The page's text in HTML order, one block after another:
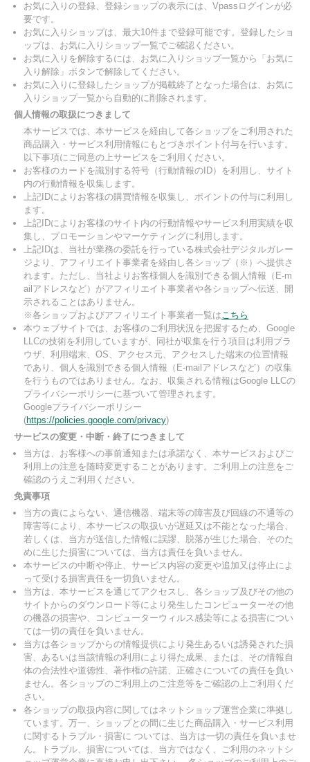
お気に入りの登録、登録ショップの表示には、Vpassログインが必
要です。
お気に入りショップは、最大10件まで登録可能です。登録したショ
ップは、お気に入りショップ一覧でご確認ください。
お気に入りを解除するには、お気に入りショップ一覧から「お気に
入り解除」ボタンで解除してください。
お気に入りに登録したショップが掲載終了となった場合は、お気に
入りショップ一覧から自動的に削除されます。
個人情報の取扱につきまして
本サービスでは、本サービスを経由して各ショップをご利用された
商品購入・サービス利用情報にもとづきポイント付与を行います。
以下事項にご同意の上サービスをご利用ください。
お客様のカードを識別する符号（行動情報のID）を利用し、サイト
内の行動情報を収集します。
上記IDによりお客様の購買情報を収集し、ポイントの付与に利用し
ます。
上記IDによりお客様のサイト内の行動情報やサービス利用実績を収
集し、プロモーションやマーケティングに利用します。
上記IDは、当社が業務の委託を行っている株式会社デジタルガレー
ジより、アフィリエイト事業者を経由し各ショップ（※）へ提供さ
れます。ただし、当社よりお客様個人を識別できる個人情報（E-m
ailアドレスなど）がアフィリエイト事業者や各ショップへ伝送、開
示されることはありません。
※各ショップおよびアフィリエイト事業者一覧はこちら
本ウェブサイトでは、お客様のご利用状況を把握するため、Google
LLCの技術を利用していますが、同社が収集を行う項目は利用ブラ
ウザ、利用端末、OS、アクセス元、アクセスした端末の位置情報
であり、個人を識別できる個人情報（E-mailアドレスなど）の収集
を行うものではありません。なお、収集される情報はGoogle LLCの
プライバシーポリシーに基づいて管理されます。
Googleプライバシーポリシー
(https://policies.google.com/privacy)
サービスの変更・中断・終了につきまして
当方は、お客様への事前通知または承諾なく、本サービスおよびご
利用上の注意を随時変更することがあります。ご利用上の注意をご
確認のうえご利用ください。
免責事項
当方の責によらない、通信機器、端末等の障害及び回線の不通等の
障害等により、本サービスの取扱いが遅延又は不能となった場合、
若しくは、当方が送信した情報に誤謬、脱落が生じた場合、そのた
めに生じた損害については、当方は責任を負いません。
本サービスの中断や停止、サービス内容の変更や追加又は停止によ
って受ける損害責任を一切負いません。
当方は、本サービスを通じてアクセスし、各ショップ及びその他の
サイトからのダウンロード等により発生したコンピューターその他
の機器の損害や、コンピューターウィルス感染等による損害につい
ては一切の責任を負いません。
当方は各ショップからの情報提供により発生あるいは誘発された損
害、あるいは当該情報の利用により得た成果、または、その情報自
体の合法性や道徳性、著作権の許諾、正確さについての責任を負い
ません。各ショップのご利用上のご注意等をご確認の上ご利用くだ
さい。
各ショップの取扱内容に関してはネットショップ運営企業に準拠し
ています。万一、ショップとの間に生じた商品購入・サービス利用
に関するトラブル・損害に ついては、当方は一切の責任を負いませ
ん。トラブル、損害については、当方ではなく、ご利用のネットシ